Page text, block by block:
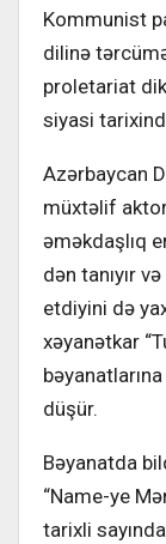
Kommunist
dilinə
proletariat
siyasi
Azərbaycan
müxtəlif
əməkdaşlıq
dən tanıyır
etdiyini də
xəyanətkar
düşür.
Bəyanatda
“Name-ye
tarixli